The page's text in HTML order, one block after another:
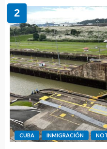
2
CUBA INMIGRACIÓN